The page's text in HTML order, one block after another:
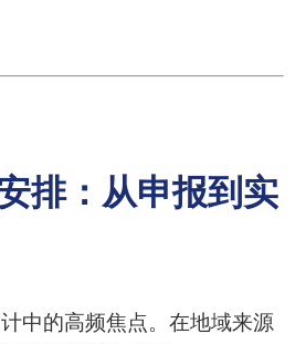
排：从申报到实
中的高频焦点。在地域来源